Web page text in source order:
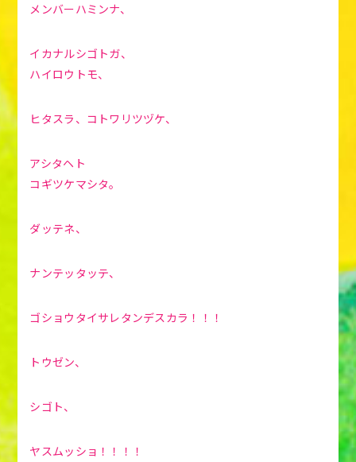
メンバーハミンナ、
イカナルシゴトガ、
ハイロウトモ、
ヒタスラ、コトワリツヅケ、
アシタヘト
コギツケマシタ。
ダッテネ、
ナンテッタッテ、
ゴショウタイサレタンデスカラ！！！
トウゼン、
シゴト、
ヤスムッショ！！！！